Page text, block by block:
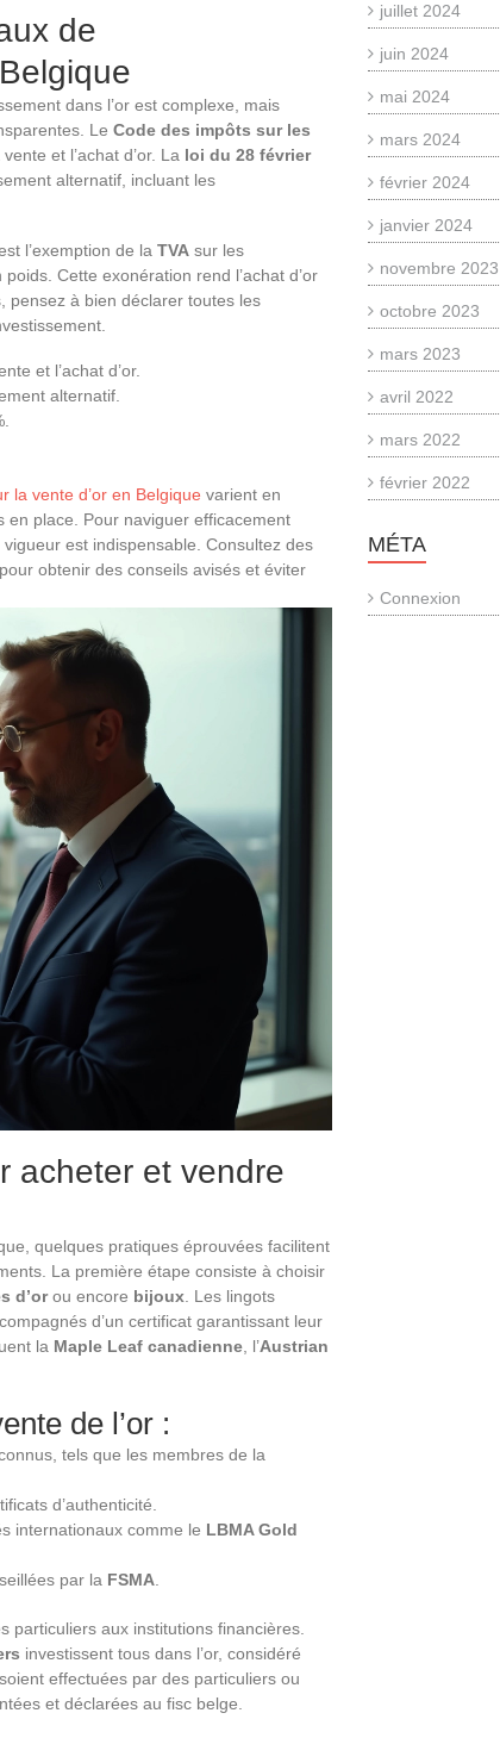
de
dans l’or est complexe, mais
Le Code des impôts sur les
et l’achat d’or. La loi du 28 février
alternatif, incluant les
l’exemption de la TVA sur les
Cette exonération rend l’achat d’or
pensez à bien déclarer toutes les
et l’achat d’or.
alternatif.
la vente d’or en Belgique varient en
place. Pour naviguer efficacement
est indispensable. Consultez des
obtenir des conseils avisés et éviter
acheter et vendre
quelques pratiques éprouvées facilitent
La première étape consiste à choisir
d’orou encore bijoux . Les lingots
d’un certificat garantissant leur
la Maple Leaf canadienne , l’Austrian
de l’or :
tels que les membres de la
d’authenticité.
internationaux comme le LBMA Gold
par la FSMA
particuliers aux institutions financières.
investissent tous dans l’or, considéré
effectuées par des particuliers ou
et déclarées au fisc belge.
juillet 2024
juin 2024
mai 2024
mars 2024
février 2024
janvier 2024
novembre 2023
octobre 2023
mars 2023
avril 2022
mars 2022
février 2022
MÉTA
Connexion